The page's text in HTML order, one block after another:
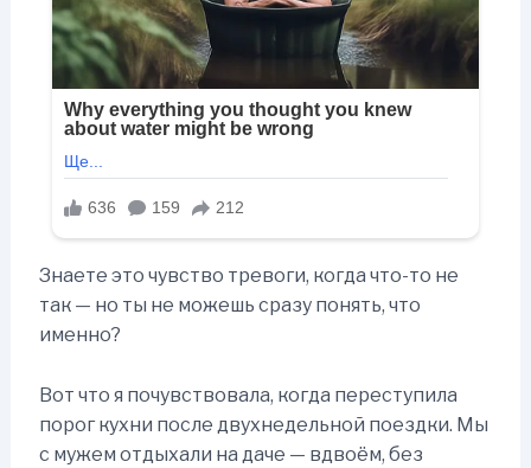
Знаете это чувство тревоги, когда что-то не
так — но ты не можешь сразу понять, что
именно?
Вот что я почувствовала, когда переступила
порог кухни после двухнедельной поездки. Мы
с мужем отдыхали на даче — вдвоём, без